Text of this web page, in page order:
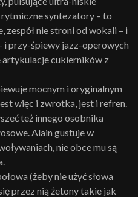
syntezatory – to
nie stroni od wokali – i
i przy-śpiewy jazz-operowych
artykulacje cukierników z
mocnym i oryginalnym
więc i zwrotka, jest i refren.
też innego osobnika
Alain gustuje w
nie obce mu są
(żeby nie użyć słowa
przez nią żetony takie jak